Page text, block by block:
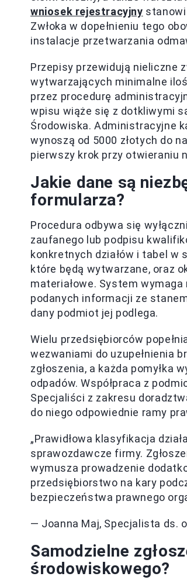
wniosek rejestracyjny
Zwłoka w dopełnieniu tego
instalacje przetwarzania
Przepisy przewidują nieliczne
wytwarzających minimalne
przez procedurę
wpisu wiąże się z dotkliwymi
Środowiska. Administracyjne
wynoszą od 5000 złotych do
pierwszy krok przy otwieraniu
Jakie dane są
formularza?
Procedura odbywa się
zaufanego lub podpisu
konkretnych działów i tabel w
które będą wytwarzane, oraz
materiałowe. System
podanych informacji ze
dany podmiot jej podlega.
Wielu przedsiębiorców
wezwaniami do uzupełnienia
zgłoszenia, a każda pomyłka
odpadów. Współpraca z
Specjaliści z zakresu
do niego odpowiednie ramy
„Prawidłowa klasyfikacja
sprawozdawcze firmy.
wymusza prowadzenie
przedsiębiorstwo na kary
bezpieczeństwa prawnego
— Joanna Maj, Specjalista ds.
Samodzielne
środowiskowego?